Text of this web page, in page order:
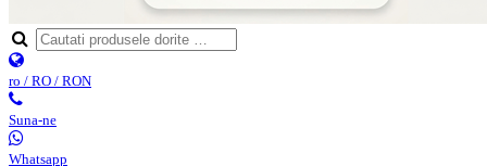
ro / RO / RON
Suna-ne
Whatsapp